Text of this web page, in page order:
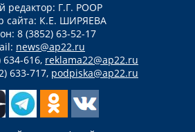
редактор: Г.Г. РООР
сайта: К.Е. ШИРЯЕВА
8 (3852) 63-52-17
news@ap22.ru
634-616, reklama22@ap22.ru
633-717, podpiska@ap22.ru